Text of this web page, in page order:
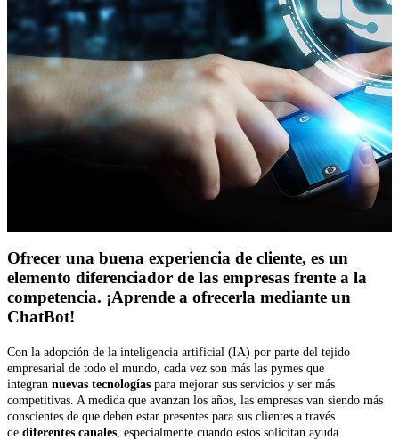
Ofrecer una buena experiencia de cliente, es un
elemento diferenciador de las empresas frente a la
competencia. ¡Aprende a ofrecerla mediante un
ChatBot!
Con la adopción de la inteligencia artificial (IA) por parte del tejido
empresarial de todo el mundo, cada vez son más las pymes que
integran nuevas tecnologías para mejorar sus servicios y ser más
competitivas. A medida que avanzan los años, las empresas van siendo más
conscientes de que deben estar presentes para sus clientes a través
de diferentes canales , especialmente cuando estos solicitan ayuda.